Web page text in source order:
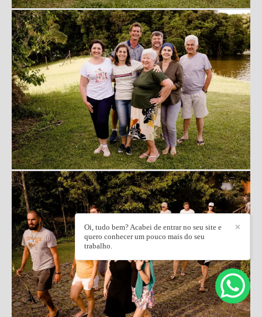
✕
Oi, tudo bem? Acabei de entrar no seu site e
quero conhecer um pouco mais do seu
trabalho.